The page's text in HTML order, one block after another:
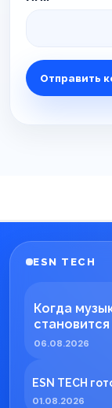
ESN TECH
Когда
06.08.2026
ESN TECH
01.08.2026